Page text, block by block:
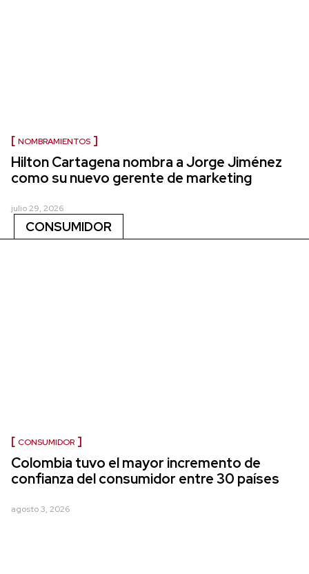
NOMBRAMIENTOS
Hilton Cartagena nombra a Jorge Jiménez
como su nuevo gerente de marketing
julio 29, 2026
CONSUMIDOR
CONSUMIDOR
Colombia tuvo el mayor incremento de
confianza del consumidor entre 30 países
agosto 3, 2026